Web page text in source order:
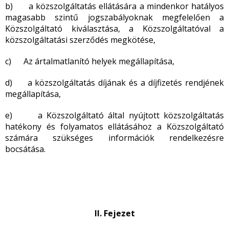
b) a közszolgáltatás ellátására a mindenkor hatályos
magasabb szintű jogszabályoknak megfelelően a
Közszolgáltató kiválasztása, a Közszolgáltatóval a
közszolgáltatási szerződés megkötése,
c) Az ártalmatlanító helyek megállapítása,
d) a közszolgáltatás díjának és a díjfizetés rendjének
megállapítása,
e) a Közszolgáltató által nyújtott közszolgáltatás
hatékony és folyamatos ellátásához a Közszolgáltató
számára szükséges információk rendelkezésre
bocsátása.
II. Fejezet